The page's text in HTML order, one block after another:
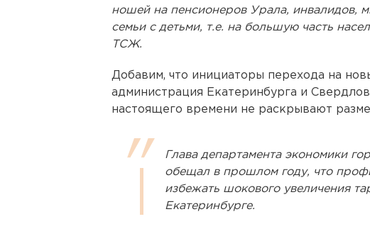
ношей на пенсионеров Урала, инвалидов,
семьи с детьми, т.е. на большую часть
ТСЖ.
Добавим, что инициаторы перехода на
администрация Екатеринбурга и
настоящего времени не раскрывают
Глава департамента экономики
обещал в прошлом году, что
избежать шокового увеличения
Екатеринбурге.